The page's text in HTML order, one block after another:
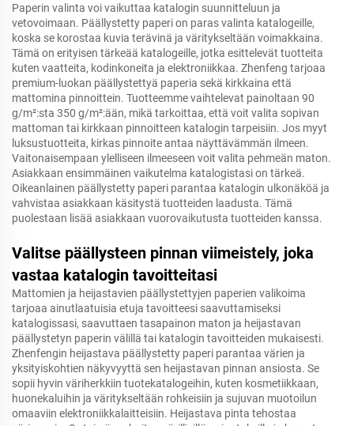
Paperin valinta voi vaikuttaa katalogin suunnitteluun ja
vetovoimaan. Päällystetty paperi on paras valinta katalogeille,
koska se korostaa kuvia terävinä ja väritykseltään voimakkaina.
Tämä on erityisen tärkeää katalogeille, jotka esittelevät tuotteita
kuten vaatteita, kodinkoneita ja elektroniikkaa. Zhenfeng tarjoaa
premium-luokan päällystettyä paperia sekä kirkkaina että
mattomina pinnoittein. Tuotteemme vaihtelevat painoltaan 90
g/m²:sta 350 g/m²:ään, mikä tarkoittaa, että voit valita sopivan
mattoman tai kirkkaan pinnoitteen katalogin tarpeisiin. Jos myyt
luksustuotteita, kirkas pinnoite antaa näyttävämmän ilmeen.
Vaitonaisempaan ylelliseen ilmeeseen voit valita pehmeän maton.
Asiakkaan ensimmäinen vaikutelma katalogistasi on tärkeä.
Oikeanlainen päällystetty paperi parantaa katalogin ulkonäköä ja
vahvistaa asiakkaan käsitystä tuotteiden laadusta. Tämä
puolestaan lisää asiakkaan vuorovaikutusta tuotteiden kanssa.
Valitse päällysteen pinnan viimeistely, joka
vastaa katalogin tavoitteitasi
Mattomien ja heijastavien päällystettyjen paperien valikoima
tarjoaa ainutlaatuisia etuja tavoitteesi saavuttamiseksi
katalogissasi, saavuttaen tasapainon maton ja heijastavan
päällystetyn paperin välillä tai katalogin tavoitteiden mukaisesti.
Zhenfengin heijastava päällystetty paperi parantaa värien ja
yksityiskohtien näkyvyyttä sen heijastavan pinnan ansiosta. Se
sopii hyvin väriherkkiin tuotekatalogeihin, kuten kosmetiikkaan,
huonekaluihin ja väritykseltään rohkeisiin ja sujuvan muotoilun
omaaviin elektroniikkalaitteisiin. Heijastava pinta tehostaa